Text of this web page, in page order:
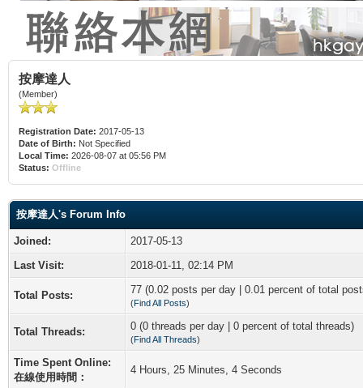
按摩達人
(Member)
Registration Date: 2017-05-13
Date of Birth: Not Specified
Local Time: 2026-08-07 at 05:56 PM
Status: Offline
按摩達人's Forum Info
Joined:
2017-05-13
Last Visit:
2018-01-11, 02:14 PM
Total Posts: 77 (0.02 posts per day | 0.01 percent of total
(Find All Posts)
Total Threads: 0 (0 threads per day | 0 percent of total threads)
(Find All Threads)
Time Spent Online:
在線使用時間：
4 Hours, 25 Minutes, 4 Seconds